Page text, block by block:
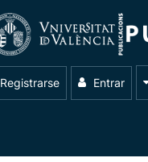
Registrarse Entrar